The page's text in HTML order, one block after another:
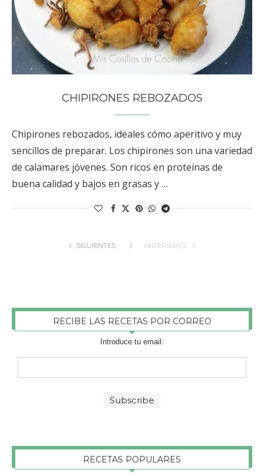
CHIPIRONES REBOZADOS
Chipirones rebozados, ideales cómo aperitivo y muy
sencillos de preparar. Los chipirones son una variedad
de calamares jóvenes. Son ricos en proteínas de
buena calidad y bajos en grasas y …
SIGUIENTES ANTERIORES
RECIBE LAS RECETAS POR CORREO
Introduce tu email:
RECETAS POPULARES